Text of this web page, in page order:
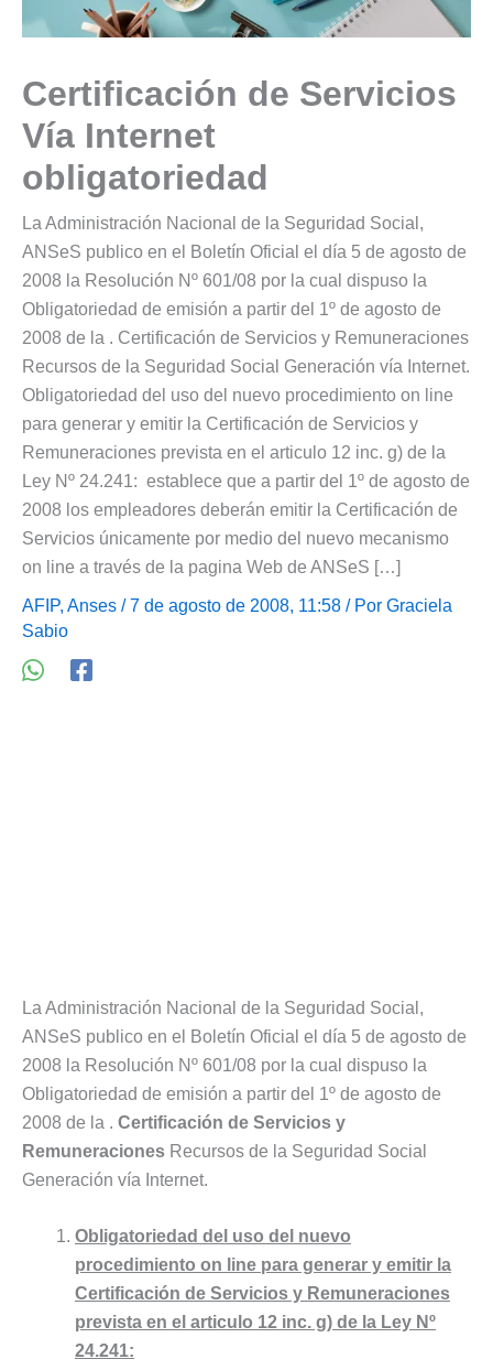
Certificación de Servicios
Vía Internet
obligatoriedad
La Administración Nacional de la Seguridad Social,
ANSeS publico en el Boletín Oficial el día 5 de agosto de
2008 la Resolución Nº 601/08 por la cual dispuso la
Obligatoriedad de emisión a partir del 1º de agosto de
2008 de la . Certificación de Servicios y Remuneraciones
Recursos de la Seguridad Social Generación vía Internet.
Obligatoriedad del uso del nuevo procedimiento on line
para generar y emitir la Certificación de Servicios y
Remuneraciones prevista en el articulo 12 inc. g) de la
Ley Nº 24.241: establece que a partir del 1º de agosto de
2008 los empleadores deberán emitir la Certificación de
Servicios únicamente por medio del nuevo mecanismo
on line a través de la pagina Web de ANSeS […]
AFIP, Anses / 7 de agosto de 2008, 11:58 / Por Graciela
Sabio
La Administración Nacional de la Seguridad Social,
ANSeS publico en el Boletín Oficial el día 5 de agosto de
2008 la Resolución Nº 601/08 por la cual dispuso la
Obligatoriedad de emisión a partir del 1º de agosto de
2008 de la . Certificación de Servicios y
Remuneraciones Recursos de la Seguridad Social
Generación vía Internet.
Obligatoriedad del uso del nuevo
procedimiento on line para generar y emitir la
Certificación de Servicios y Remuneraciones
prevista en el articulo 12 inc. g) de la Ley Nº
24.241: